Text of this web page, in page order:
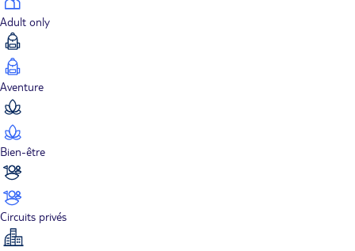
Adult only
Aventure
Bien-être
Circuits privés